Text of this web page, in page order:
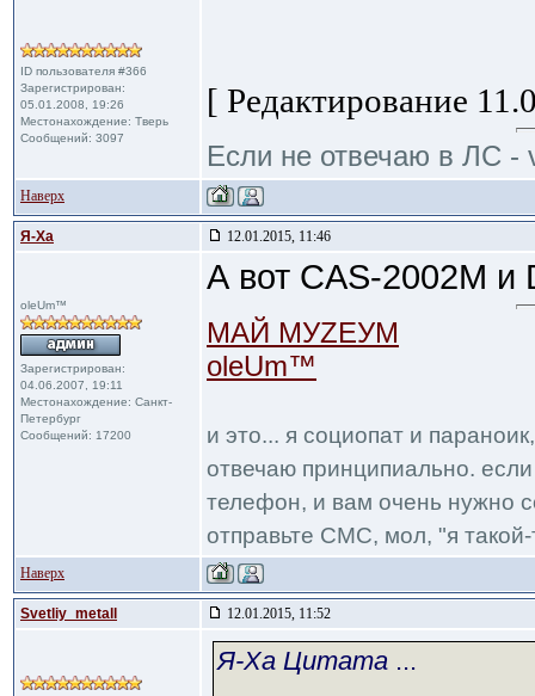
ID пользователя #366
Зарегистрирован:
05.01.2008, 19:26
Местонахождение: Тверь
Сообщений: 3097
[ Редактирование
Если не отвечаю в ЛС -
Наверх
Я-Ха 12.01.2015, 11:46
oleUm™
Зарегистрирован:
04.06.2007, 19:11
Местонахождение: Санкт-
Петербург
Сообщений: 17200
А вот CAS-2002M и
МАЙ МУZЕУМ
oleUm™
и это... я социопат и
отвечаю принципиально.
телефон, и вам очень нужно
отправьте СМС, мол, "я такой-
Наверх
Svetliy_metall 12.01.2015, 11:52
Я-Ха Цитата ...